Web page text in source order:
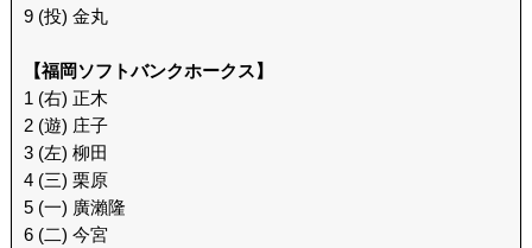
9 (投) 金丸
【福岡ソフトバンクホークス】
1 (右) 正木
2 (遊) 庄子
3 (左) 柳田
4 (三) 栗原
5 (一) 廣瀨隆
6 (二) 今宮